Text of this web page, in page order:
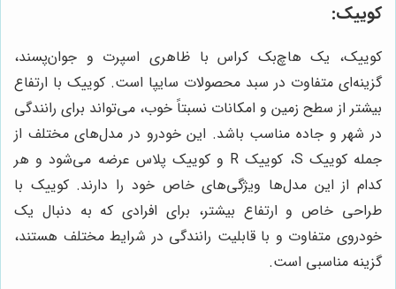
کوییک:
کوییک، یک هاچ‌بک کراس با ظاهری اسپرت و جوان‌پسند،
گزینه‌ای متفاوت در سبد محصولات سایپا است. کوییک با ارتفاع
بیشتر از سطح زمین و امکانات نسبتاً خوب، می‌تواند برای رانندگی
در شهر و جاده مناسب باشد. این خودرو در مدل‌های مختلف از
جمله کوییک S، کوییک R و کوییک پلاس عرضه می‌شود و هر
کدام از این مدل‌ها ویژگی‌های خاص خود را دارند. کوییک با
طراحی خاص و ارتفاع بیشتر، برای افرادی که به دنبال یک
خودروی متفاوت و با قابلیت رانندگی در شرایط مختلف هستند،
گزینه مناسبی است.